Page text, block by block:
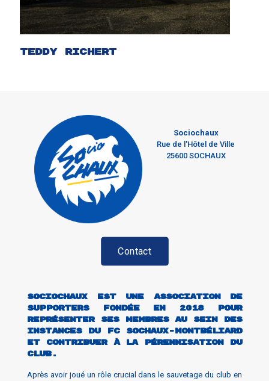
Teddy Richert
Sociochaux
Rue de l'Hôtel de Ville
25600 SOCHAUX
Contact
Sociochaux est une association de
supporters fondée en 2018 pour
représenter ses membres au sein des
instances du FC Sochaux-Montbéliard
et contribuer à la pérennisation du
club.
Après avoir joué un rôle crucial dans le sauvetage du club en